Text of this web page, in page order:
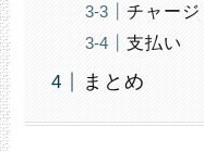
チャージ
支払い
まとめ